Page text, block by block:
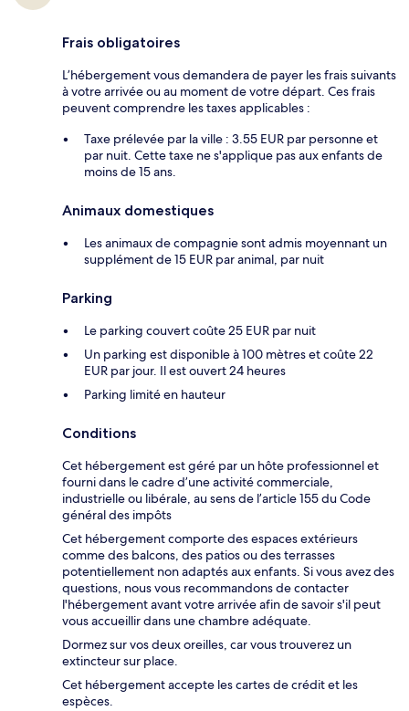
Frais obligatoires
L’hébergement vous demandera de payer les frais suivants
à votre arrivée ou au moment de votre départ. Ces frais
peuvent comprendre les taxes applicables :
Taxe prélevée par la ville : 3.55 EUR par personne et
par nuit. Cette taxe ne s'applique pas aux enfants de
moins de 15 ans.
Animaux domestiques
Les animaux de compagnie sont admis moyennant un
supplément de 15 EUR par animal, par nuit
Parking
Le parking couvert coûte 25 EUR par nuit
Un parking est disponible à 100 mètres et coûte 22
EUR par jour. Il est ouvert 24 heures
Parking limité en hauteur
Conditions
Cet hébergement est géré par un hôte professionnel et
fourni dans le cadre d’une activité commerciale,
industrielle ou libérale, au sens de l’article 155 du Code
général des impôts
Cet hébergement comporte des espaces extérieurs
comme des balcons, des patios ou des terrasses
potentiellement non adaptés aux enfants. Si vous avez des
questions, nous vous recommandons de contacter
l'hébergement avant votre arrivée afin de savoir s'il peut
vous accueillir dans une chambre adéquate.
Dormez sur vos deux oreilles, car vous trouverez un
extincteur sur place.
Cet hébergement accepte les cartes de crédit et les
espèces.